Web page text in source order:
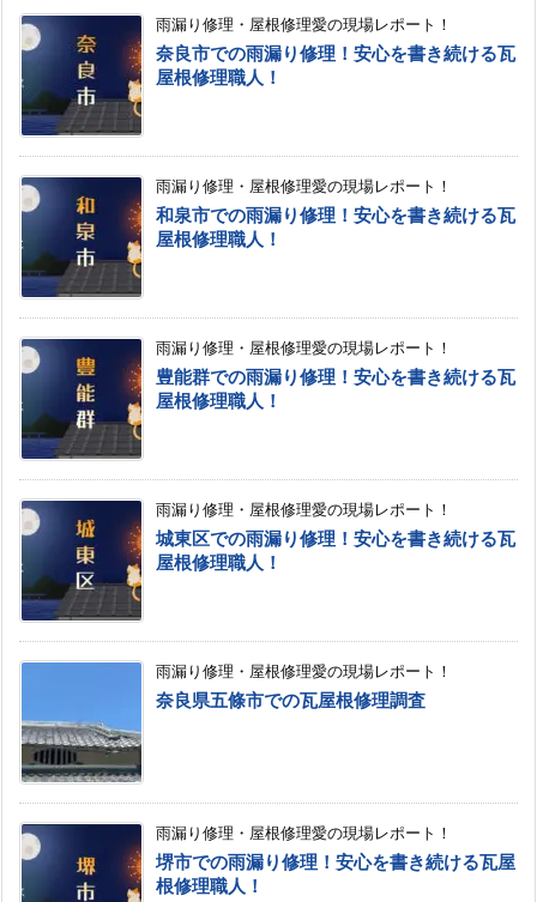
雨漏り修理・屋根修理愛の現場レポート！
奈良市での雨漏り修理！安心を書き続ける瓦
屋根修理職人！
雨漏り修理・屋根修理愛の現場レポート！
和泉市での雨漏り修理！安心を書き続ける瓦
屋根修理職人！
雨漏り修理・屋根修理愛の現場レポート！
豊能群での雨漏り修理！安心を書き続ける瓦
屋根修理職人！
雨漏り修理・屋根修理愛の現場レポート！
城東区での雨漏り修理！安心を書き続ける瓦
屋根修理職人！
雨漏り修理・屋根修理愛の現場レポート！
奈良県五條市での瓦屋根修理調査
雨漏り修理・屋根修理愛の現場レポート！
堺市での雨漏り修理！安心を書き続ける瓦屋
根修理職人！